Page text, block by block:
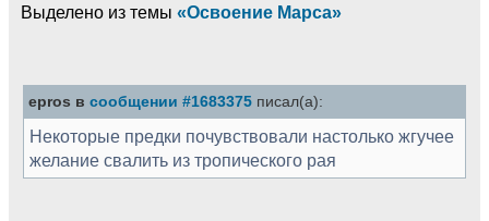
Выделено из темы «Освоение Марса»
epros в сообщении #1683375 писал(а):
Некоторые предки почувствовали настолько жгучее
желание свалить из тропического рая